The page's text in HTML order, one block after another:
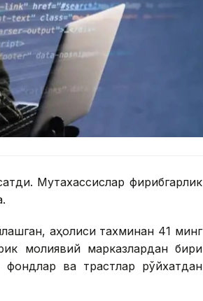
Мутахассислар фирибгарлик
аҳолиси тахминан 41 минг
молиявий марказлардан бири
фондлар ва трастлар рўйхатдан